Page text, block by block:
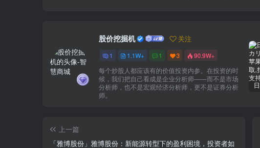
股价挖掘机 关注
1 1.1W+ 1 3 90.9W+
每个炒股人都应该有的价值投资内参。在投资的时
候，我们把自己看成是企业分析师——而不是市场
分析师，也不是宏观经济分析师，更不是证券分析
师。
上一篇
「雅博股份」雅博股份：新能源转型下的盈利困境，投资者如